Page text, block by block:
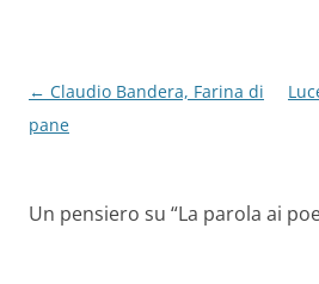
Navigazione
articolo
← Claudio Bandera, Farina di
pane
Un pensiero su “La parola ai